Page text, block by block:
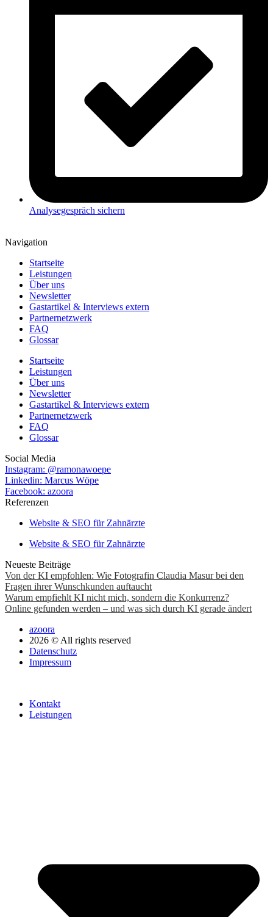
Analysegespräch sichern
Navigation
Startseite
Leistungen
Über uns
Newsletter
Gastartikel & Interviews extern
Partnernetzwerk
FAQ
Glossar
Startseite
Leistungen
Über uns
Newsletter
Gastartikel & Interviews extern
Partnernetzwerk
FAQ
Glossar
Social Media
Instagram: @ramonawoepe
Linkedin: Marcus Wöpe
Facebook: azoora
Referenzen
Website & SEO für Zahnärzte
Website & SEO für Zahnärzte
Neueste Beiträge
Von der KI empfohlen: Wie Fotografin Claudia Masur bei den
Fragen ihrer Wunschkunden auftaucht
Warum empfiehlt KI nicht mich, sondern die Konkurrenz?
Online gefunden werden – und was sich durch KI gerade ändert
azoora
2026 © All rights reserved
Datenschutz
Impressum
Kontakt
Leistungen